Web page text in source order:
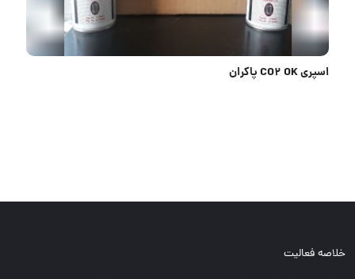
ابزار تابنده عرضه کننده ابزار جوش و برش
خلاصه فعالیت